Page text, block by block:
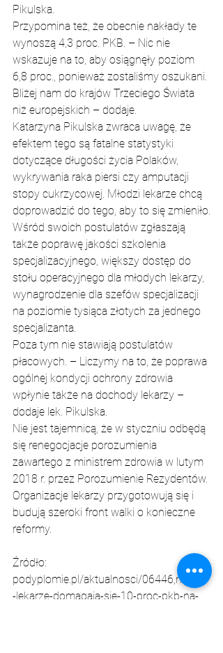
Pikulska.
Przypomina też, że obecnie nakłady te
wynoszą 4,3 proc. PKB. – Nic nie
wskazuje na to, aby osiągnęły poziom
6,8 proc., ponieważ zostaliśmy oszukani.
Bliżej nam do krajów Trzeciego Świata
niż europejskich – dodaje.
Katarzyna Pikulska zwraca uwagę, że
efektem tego są fatalne statystyki
dotyczące długości życia Polaków,
wykrywania raka piersi czy amputacji
stopy cukrzycowej. Młodzi lekarze chcą
doprowadzić do tego, aby to się zmieniło.
Wśród swoich postulatów zgłaszają
także poprawę jakości szkolenia
specjalizacyjnego, większy dostęp do
stołu operacyjnego dla młodych lekarzy,
wynagrodzenie dla szefów specjalizacji
na poziomie tysiąca złotych za jednego
specjalizanta.
Poza tym nie stawiają postulatów
płacowych. – Liczymy na to, że poprawa
ogólnej kondycji ochrony zdrowia
wpłynie także na dochody lekarzy –
dodaje lek. Pikulska.
Nie jest tajemnicą, że w styczniu odbędą
się renegocjacje porozumienia
zawartego z ministrem zdrowia w lutym
2018 r. przez Porozumienie Rezydentów.
Organizacje lekarzy przygotowują się i
budują szeroki front walki o konieczne
reformy.
Źródło:
podyplomie.pl/aktualnosci/06446,mlodzi
-lekarze-domagaja-sie-10-proc-pkb-na-